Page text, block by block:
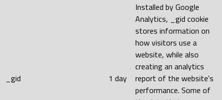
_gid 1 day
Installed by Google
Analytics, _gid cookie
stores information on
how visitors use a
website, while also
creating an analytics
report of the website's
performance. Some of